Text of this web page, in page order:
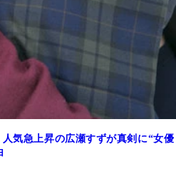
気急上昇の広瀬すずが真剣に“女優